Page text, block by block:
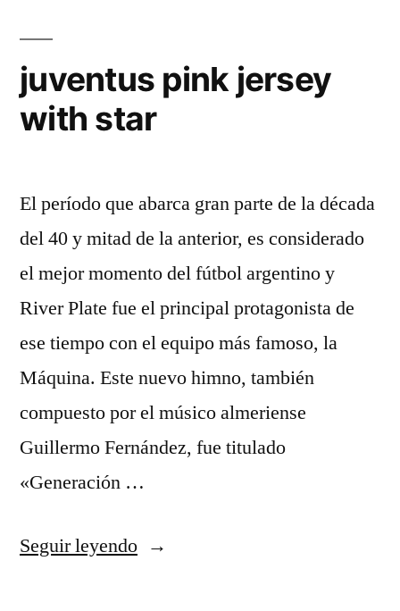
juventus pink jersey
with star
El período que abarca gran parte de la década
del 40 y mitad de la anterior, es considerado
el mejor momento del fútbol argentino y
River Plate fue el principal protagonista de
ese tiempo con el equipo más famoso, la
Máquina. Este nuevo himno, también
compuesto por el músico almeriense
Guillermo Fernández, fue titulado
«Generación …
Seguir leyendo«juventus